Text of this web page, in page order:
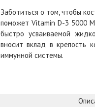
Заботиться о том, чтобы
поможет Vitamin D-3 5000
быстро усваиваемой
вносит вклад в крепость
иммунной системы.